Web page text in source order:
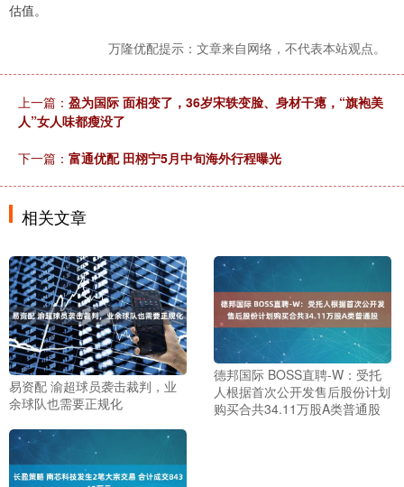
估值。
万隆优配提示：文章来自网络，不代表本站观点。
上一篇： 盈为国际 面相变了，36岁宋轶变脸、身材干瘪，“旗袍美
人”女人味都瘦没了
下一篇： 富通优配 田栩宁5月中旬海外行程曝光
相关文章
易资配 渝超球员袭击裁判，业
余球队也需要正规化
德邦国际 BOSS直聘-W：受托
人根据首次公开发售后股份计划
购买合共34.11万股A类普通股